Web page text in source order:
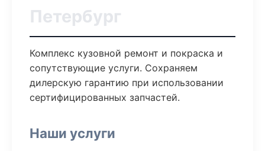
Петербург
Комплекс кузовной ремонт и покраска и
сопутствующие услуги. Сохраняем
дилерскую гарантию при использовании
сертифицированных запчастей.
Наши услуги